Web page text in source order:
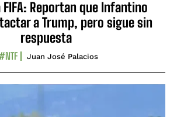
Reportan que Infantino
a Trump, pero sigue sin
respuesta
Juan José Palacios